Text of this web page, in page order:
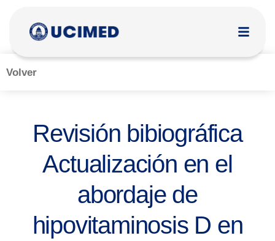
Volver
Revisión bibiográfica
Actualización en el
abordaje de
hipovitaminosis D en